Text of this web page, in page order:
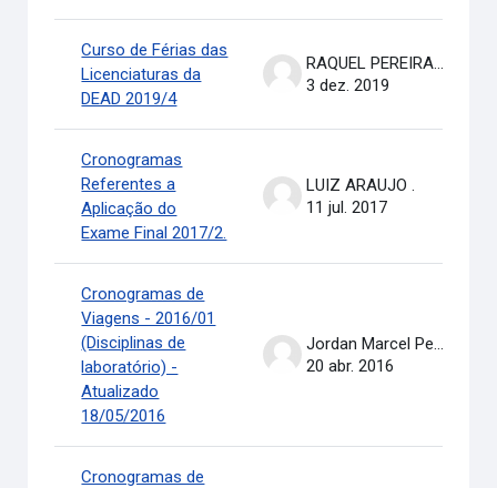
Curso de Férias das
Licenciaturas da
DEAD 2019/4
RAQUEL PEREIRA DE ARRUDA
3 dez. 2019
Cronogramas
Referentes a
Aplicação do
Exame Final 2017/2.
LUIZ ARAUJO .
11 jul. 2017
Cronogramas de
Viagens - 2016/01
(Disciplinas de
laboratório) -
Atualizado
18/05/2016
Jordan Marcel Pereira
20 abr. 2016
Cronogramas de